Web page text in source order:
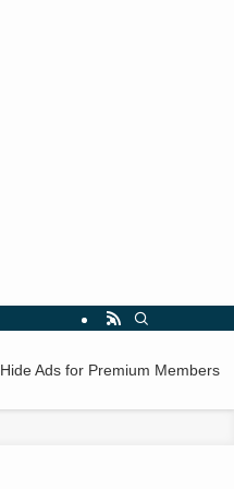
Hide Ads for Premium Members